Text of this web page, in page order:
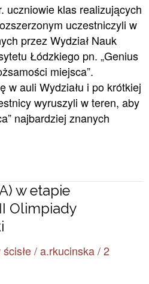
uczniowie klas realizujących
uczestniczyli w
przez Wydział Nauk
Łódzkiego pn. „Genius
miejsca”.
w auli Wydziału i po krótkiej
wyruszyli w teren, aby
najbardziej znanych
w etapie
Olimpiady
ścisłe/a.rkucinska/2